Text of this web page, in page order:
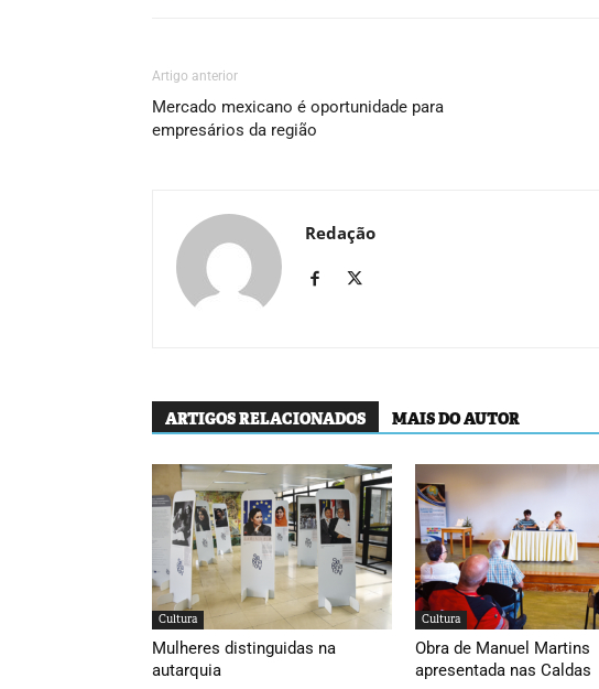
Artigo anterior
Mercado mexicano é oportunidade para
empresários da região
Redação
ARTIGOS RELACIONADOS MAIS DO AUTOR
Cultura
Mulheres distinguidas na
autarquia
Cultura
Obra de Manuel Martins
apresentada nas Caldas